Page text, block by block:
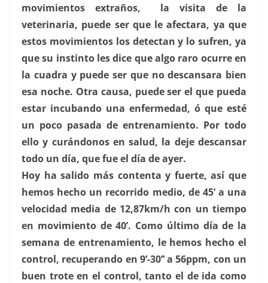
movimientos extraños, la visita de la
veterinaria, puede ser que le afectara, ya que
estos movimientos los detectan y lo sufren, ya
que su instinto les dice que algo raro ocurre en
la cuadra y puede ser que no descansara bien
esa noche. Otra causa, puede ser el que pueda
estar incubando una enfermedad, ó que esté
un poco pasada de entrenamiento. Por todo
ello y curándonos en salud, la deje descansar
todo un día, que fue el día de ayer.
Hoy ha salido más contenta y fuerte, así que
hemos hecho un recorrido medio, de 45’ a una
velocidad media de 12,87km/h con un tiempo
en movimiento de 40’. Como último día de la
semana de entrenamiento, le hemos hecho el
control, recuperando en 9’-30’’ a 56ppm, con un
buen trote en el control, tanto el de ida como